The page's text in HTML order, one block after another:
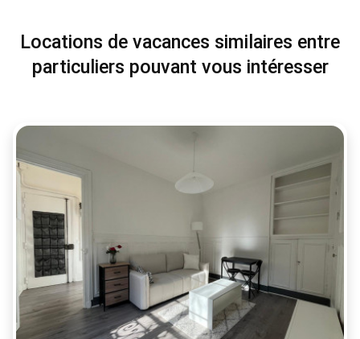
Locations de vacances similaires entre
particuliers pouvant vous intéresser